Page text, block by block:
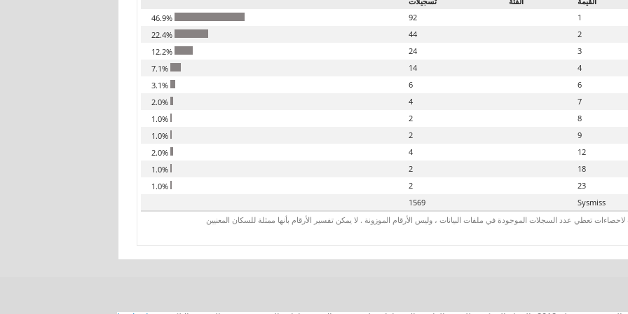
1
92
2
44
3
24
4
14
6
6
7
4
8
2
9
2
12
4
18
2
23
2
Sysmiss
1569
تعطي عدد السجلات الموجودة في ملفات البيانات ، وليس الأرقام الموزونة . لا يمكن تفسير الأرقام بأنها ممثلة للسكان المعنيين